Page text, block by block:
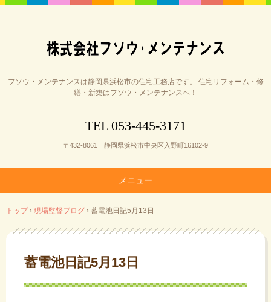
フソウ・メンテナンスは静岡県浜松市の住宅工務店です。 住宅リフォーム・修
繕・新築はフソウ・メンテナンスへ！
TEL 053-445-3171
〒432-8061 静岡県浜松市中央区入野町16102-9
メニュー
ン
テ
トップ › 現場監督ブログ › 蓄電池日記5月13日
蓄電池日記5月13日